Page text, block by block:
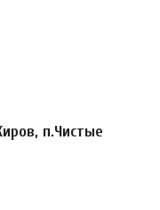
п.Чистые